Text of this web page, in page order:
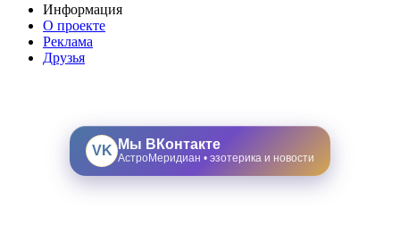
Информация
О проекте
Реклама
Друзья
VK Мы ВКонтакте
АстроМеридиан • эзотерика и новости